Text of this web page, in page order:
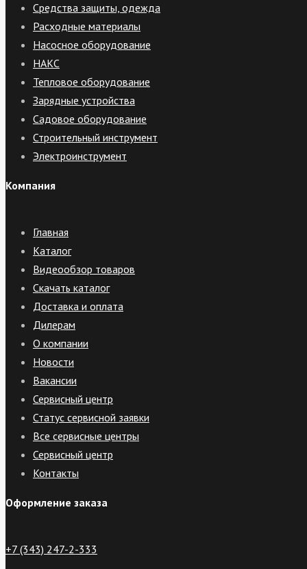
Средства защиты, одежда
Расходные материалы
Насосное оборудование
НАКС
Тепловое оборудование
Зарядные устройства
Садовое оборудование
Строительный инструмент
Электроинструмент
Компания
Главная
Каталог
Видеообзор товаров
Скачать каталог
Доставка и оплата
Дилерам
О компании
Новости
Вакансии
Сервисный центр
Статус сервисной заявки
Все сервисные центры
Сервисный центр
Контакты
Оформление заказа
+7 (343) 247-2-333